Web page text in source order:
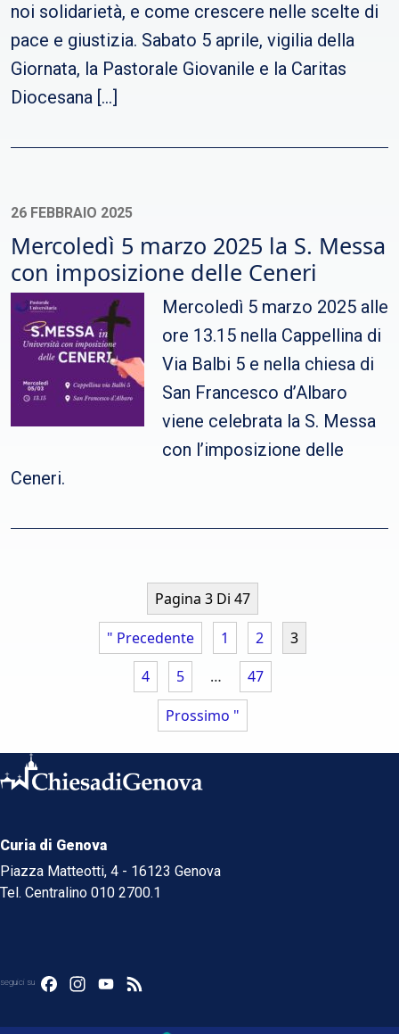
noi solidarietà, e come crescere nelle scelte di
pace e giustizia. Sabato 5 aprile, vigilia della
Giornata, la Pastorale Giovanile e la Caritas
Diocesana […]
26 FEBBRAIO 2025
Mercoledì 5 marzo 2025 la S. Messa
con imposizione delle Ceneri
Mercoledì 5 marzo 2025 alle
ore 13.15 nella Cappellina di
Via Balbi 5 e nella chiesa di
San Francesco d’Albaro
viene celebrata la S. Messa
con l’imposizione delle
Ceneri.
Pagina 3 Di 47
" Precedente
1 2
3
4
5 …
47
Prossimo "
Curia di Genova
Piazza Matteotti, 4 - 16123 Genova
Tel. Centralino 010 2700.1
seguici su FacebookInstagram
YouTube